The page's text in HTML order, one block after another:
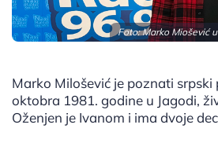
Foto: Marko Miošević
Marko Milošević je poznati srpski
oktobra 1981. godine u Jagodi,
Oženjen je Ivanom i ima dvoje